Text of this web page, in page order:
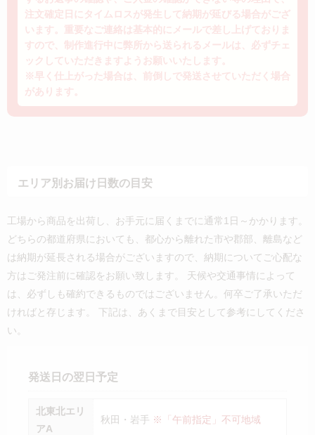
注文確定日にタイムロスが発生して納期が延びる場合がござ
います。重要なご連絡は基本的にメールで差し上げておりま
すので、制作進行中に弊所から送られるメールは、必ずチェ
ックしていただきますようお願いいたします。
※早く仕上がった場合は、前倒しで発送させていただく場合
があります。
エリア別お届け日数の目安
工場から商品を出荷し、お手元に届くまでに通常1日～かかります。
どちらの都道府県においても、都心から離れた市や郡部、離島など
は納期が延長される場合がございますので、納期についてご心配な
方はご発注前に確認をお願い致します。 天候や交通事情によって
は、必ずしも確約できるものではございません。何卒ご了承いただ
ければと存じます。 下記は、あくまで目安として参考にしてくださ
い。
発送日の翌日予定
北東北エリ
アA
秋田・岩手 ※「午前指定」不可地域